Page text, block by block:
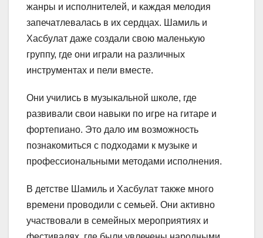
жанры и исполнителей, и каждая мелодия
запечатлевалась в их сердцах. Шамиль и
Хасбулат даже создали свою маленькую
группу, где они играли на различных
инструментах и пели вместе.
Они учились в музыкальной школе, где
развивали свои навыки по игре на гитаре и
фортепиано. Это дало им возможность
познакомиться с подходами к музыке и
профессиональными методами исполнения.
В детстве Шамиль и Хасбулат также много
времени проводили с семьей. Они активно
участвовали в семейных мероприятиях и